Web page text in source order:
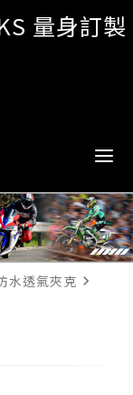
量身訂製
水透氣夾克 navigate_next